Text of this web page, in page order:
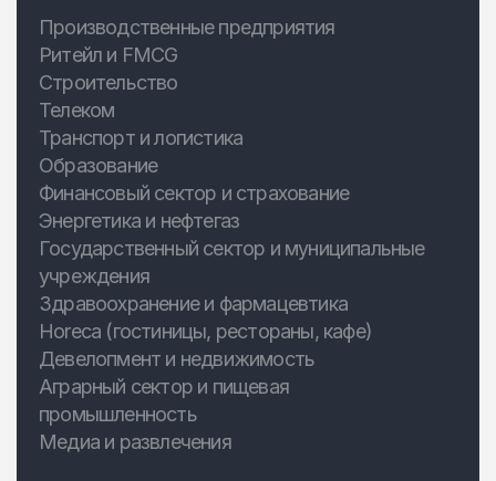
Производственные предприятия
Ритейл и FMCG
Строительство
Телеком
Транспорт и логистика
Образование
Финансовый сектор и страхование
Энергетика и нефтегаз
Государственный сектор и муниципальные
учреждения
Здравоохранение и фармацевтика
Horeca (гостиницы, рестораны, кафе)
Девелопмент и недвижимость
Аграрный сектор и пищевая
промышленность
Медиа и развлечения